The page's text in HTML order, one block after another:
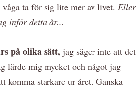
ta för sig lite mer av livet. Eller
inför detta år...
på olika sätt, jag säger inte att det
lärde mig mycket och något jag
komma starkare ur året. Ganska